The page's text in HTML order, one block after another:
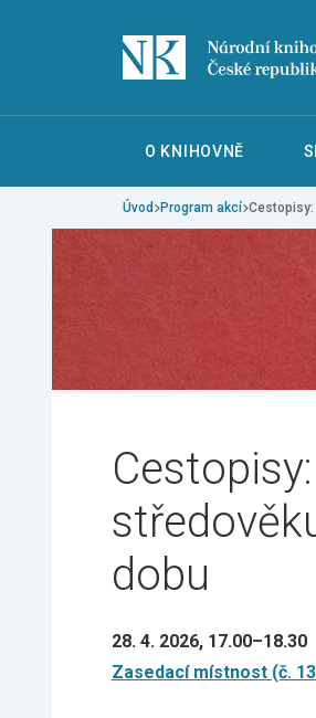
O KNIHOVNĚ
Úvod Program akcí Cestopisy:
dobu
28. 4. 2026, 17.00–18.30
Zasedací místnost (č.